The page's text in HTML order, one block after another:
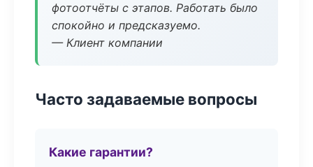
фотоотчёты с этапов. Работать было
спокойно и предсказуемо.
— Клиент компании
Часто задаваемые вопросы
Какие гарантии?